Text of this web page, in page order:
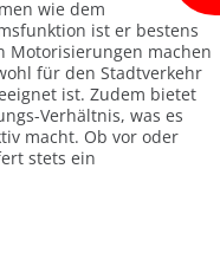
wie dem
ist er bestens
Motorisierungen machen
für den Stadtverkehr
ist. Zudem bietet
Verhältnis, was es
macht. Ob vor oder
stets ein